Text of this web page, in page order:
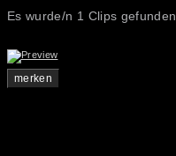
Es wurde/n 1 Clips gefunden
merken